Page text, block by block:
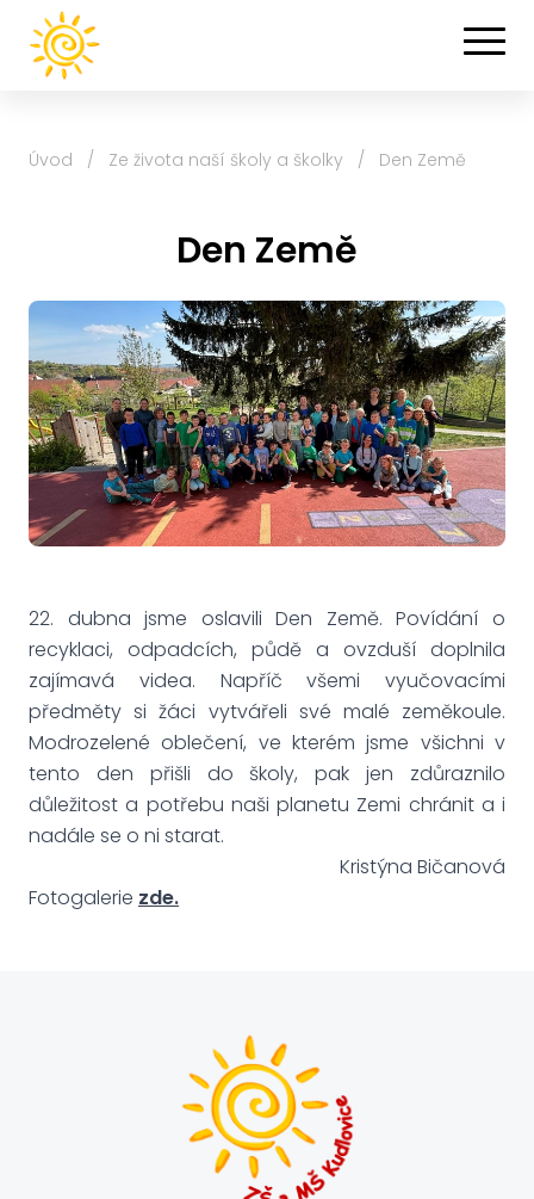
Úvod / Ze života naší školy a školky / Den Země
Den Země
22. dubna jsme oslavili Den Země. Povídání o
recyklaci, odpadcích, půdě a ovzduší doplnila
zajímavá videa. Napříč všemi vyučovacími
předměty si žáci vytvářeli své malé zeměkoule.
Modrozelené oblečení, ve kterém jsme všichni v
tento den přišli do školy, pak jen zdůraznilo
důležitost a potřebu naši planetu Zemi chránit a i
nadále se o ni starat.
Kristýna Bičanová
Fotogalerie zde.